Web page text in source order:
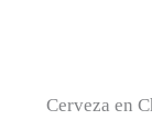
Cerveza en